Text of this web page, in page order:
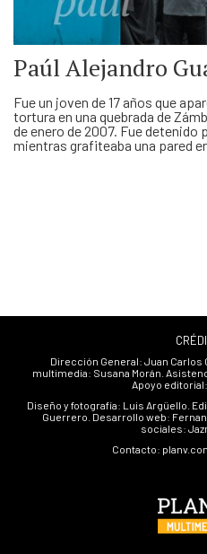
Paúl Alejandro
Fue un joven de 17 años que
tortura en una quebrada de
de enero de 2007. Fue
mientras grafiteaba una pared
uniformados los embarcaron en
Dirección General: Juan Carlos
multimedia: Susana Morán.
Apoyo
Diseño y fotografía: Luis Argüello.
Guerrero. Desarrollo web:
sociales:
Contacto: